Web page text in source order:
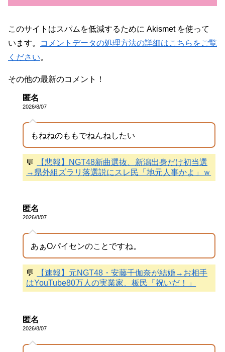
このサイトはスパムを低減するために Akismet を使って
います。
コメントデータの処理方法の詳細はこちらをご覧
ください。
その他の最新のコメント！
匿名
2026/8/07
もねねのももでねんねしたい
💬
【悲報】NGT48新曲選抜、新潟出身だけ初当選
→県外組ズラリ落選説にスレ民「地元人事かよ」ｗ
匿名
2026/8/07
あぁOパイセンのことですね。
💬
【速報】元NGT48・安藤千伽奈が結婚→お相手
はYouTube80万人の実業家、板民「祝いだ！」
匿名
2026/8/07